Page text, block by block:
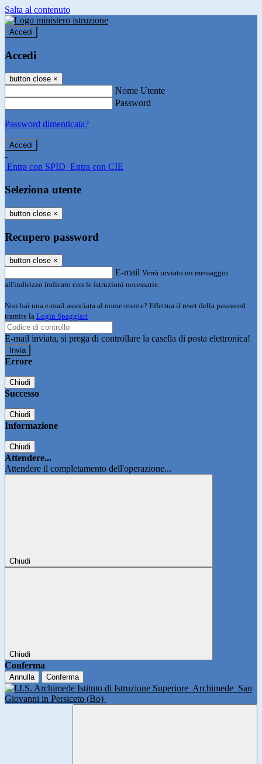
Salta al contenuto
Accedi
Accedi
button close ×
Nome Utente
Password
Password dimenticata?
-
Entra con SPID Entra con CIE
Seleziona utente
button close ×
Recupero password
button close ×
E-mail Verrà inviato un messaggio
all'indirizzo indicato con le istruzioni necessarie.
Non hai una e-mail associata al nome utente? Effettua il reset della password
tramite la Login Spaggiari
E-mail inviata, si prega di controllare la casella di posta elettronica!
Errore
Chiudi
Successo
Chiudi
Informazione
Chiudi
Attendere...
Attendere il completamento dell'operazione...
Chiudi
Chiudi
Conferma
Annulla Conferma
Istituto di Istruzione Superiore Archimede San
Giovanni in Persiceto (Bo)